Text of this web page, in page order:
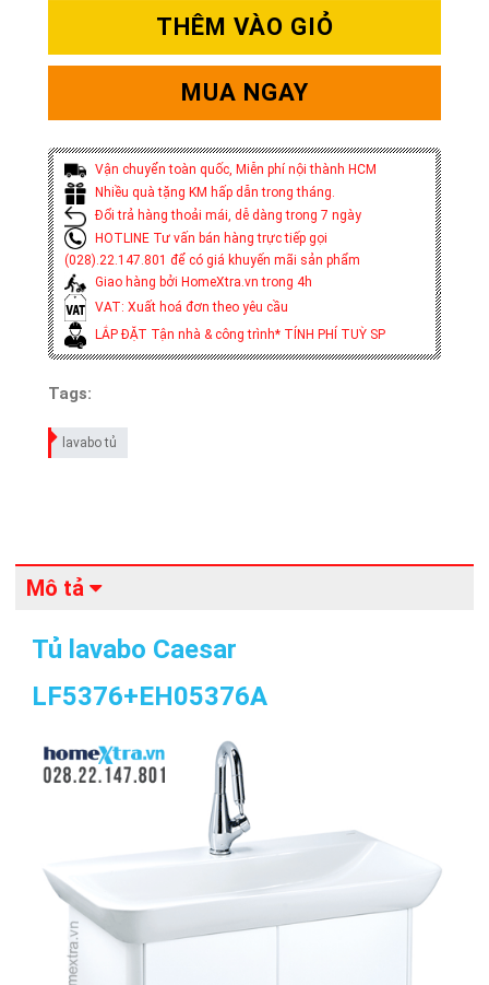
THÊM VÀO GIỎ
MUA NGAY
Vận chuyển toàn quốc, Miễn phí nội thành HCM
Nhiều quà tặng KM hấp dẫn trong tháng.
Đổi trả hàng thoải mái, dễ dàng trong 7 ngày
HOTLINE Tư vấn bán hàng trực tiếp gọi
(028).22.147.801 để có giá khuyến mãi sản phẩm
Giao hàng bởi HomeXtra.vn trong 4h
VAT: Xuất hoá đơn theo yêu cầu
LẮP ĐẶT Tận nhà & công trình* TÍNH PHÍ TUỲ SP
Tags:
lavabo tủ
Mô tả
Tủ lavabo Caesar
LF5376+EH05376A